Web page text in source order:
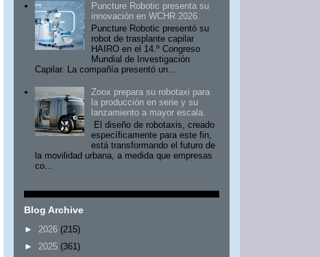
Puncture Robotic presenta su
innovación en WCHR 2026.
Puncture Robotic presentó su
robot de trasplante capilar
HAIRO en el 14.º Congreso
Mundial de Investigación
Capilar. La compañía presentó un...
Zoox prepara su robotaxi para
la producción en serie y su
lanzamiento a mayor escala.
El diseño de robotaxis, creado
específicamente para este fin,
está transformando el futuro de
la movilidad urbana, a medida que empresas
co...
Blog Archive
► 2026 (215)
► 2025 (361)